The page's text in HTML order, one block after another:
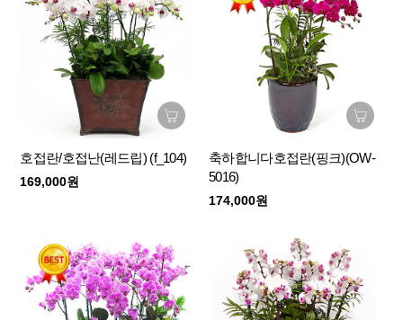
호접란/호접난(레드립) (f_104)
169,000원
축하합니다호접란(핑크)(OW-
5016)
174,000원